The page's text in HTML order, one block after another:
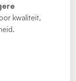
kwaliteit,